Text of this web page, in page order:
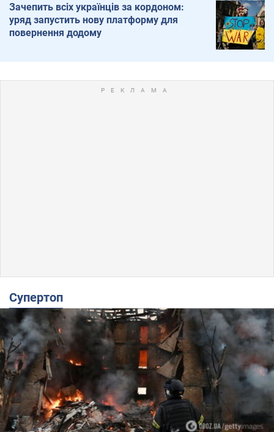
Зачепить всіх українців за кордоном:
уряд запустить нову платформу для
повернення додому
Супертоп